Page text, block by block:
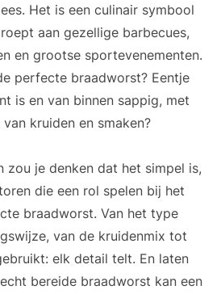
Het is een culinair symbool
aan gezellige barbecues,
en grootse sportevenementen.
perfecte braadworst? Eentje
is en van binnen sappig, met
kruiden en smaken?
zou je denken dat het simpel is,
die een rol spelen bij het
braadworst. Van het type
van de kruidenmix tot
elk detail telt. En laten
bereide braadworst kan een